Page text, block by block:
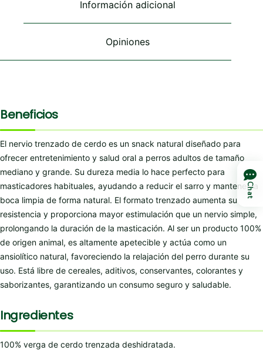
página
Información adicional
Opiniones
Beneficios
El nervio trenzado de cerdo es un snack natural diseñado para
ofrecer entretenimiento y salud oral a perros adultos de tamaño
mediano y grande. Su dureza media lo hace perfecto para
masticadores habituales, ayudando a reducir el sarro y mantener la
boca limpia de forma natural. El formato trenzado aumenta su
resistencia y proporciona mayor estimulación que un nervio simple,
prolongando la duración de la masticación. Al ser un producto 100%
de origen animal, es altamente apetecible y actúa como un
ansiolítico natural, favoreciendo la relajación del perro durante su
uso. Está libre de cereales, aditivos, conservantes, colorantes y
saborizantes, garantizando un consumo seguro y saludable.
Ingredientes
100% verga de cerdo trenzada deshidratada.
Chat